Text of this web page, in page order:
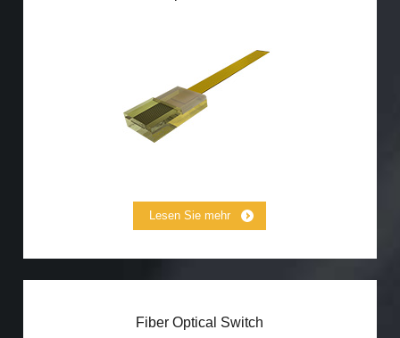
HT(1000℃） Collimatore
Lesen Sie mehr
Fiber Optical Switch
MEMS switch